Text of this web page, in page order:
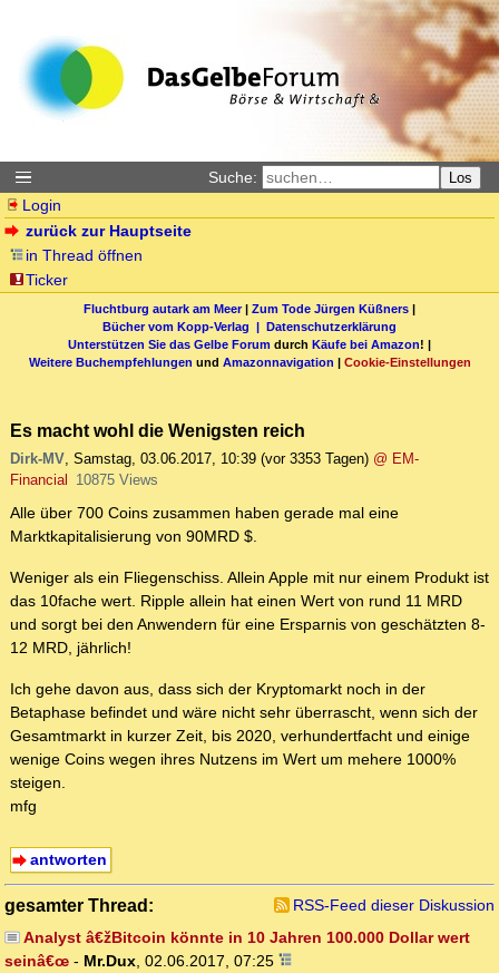
Suche: Los
Login
zurück zur Hauptseite
in Thread öffnen
Ticker
Fluchtburg autark am Meer| Zum Tode Jürgen Küßners |
Bücher vom Kopp-Verlag | Datenschutzerklärung
Unterstützen Sie das Gelbe Forum durch Käufe bei Amazon! |
Weitere Buchempfehlungen und Amazonnavigation | Cookie-Einstellungen
Es macht wohl die Wenigsten reich
Dirk-MV, Samstag, 03.06.2017, 10:39 (vor 3353 Tagen) @ EM-
Financial
10875 Views
Alle über 700 Coins zusammen haben gerade mal eine
Marktkapitalisierung von 90MRD $.
Weniger als ein Fliegenschiss. Allein Apple mit nur einem Produkt ist
das 10fache wert. Ripple allein hat einen Wert von rund 11 MRD
und sorgt bei den Anwendern für eine Ersparnis von geschätzten 8-
12 MRD, jährlich!
Ich gehe davon aus, dass sich der Kryptomarkt noch in der
Betaphase befindet und wäre nicht sehr überrascht, wenn sich der
Gesamtmarkt in kurzer Zeit, bis 2020, verhundertfacht und einige
wenige Coins wegen ihres Nutzens im Wert um mehere 1000%
steigen.
mfg
antworten
gesamter Thread:
RSS-Feed dieser Diskussion
Analyst â€žBitcoin könnte in 10 Jahren 100.000 Dollar wert
seinâ€œ - Mr.Dux, 02.06.2017, 07:25